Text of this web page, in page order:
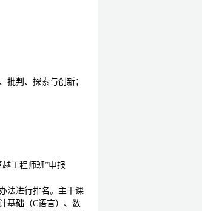
批判、探索与创新；
工程师班”申报
法进行排名。主干课
基础（C语言）、数